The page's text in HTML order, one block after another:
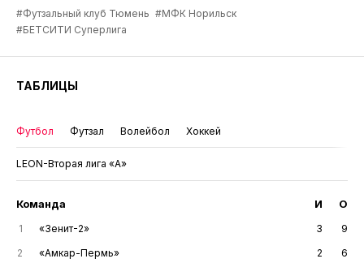
#Футзальный клуб Тюмень #МФК Норильск
#БЕТСИТИ Суперлига
ТАБЛИЦЫ
Футбол Футзал Волейбол Хоккей
LEON-Вторая лига «А»
Команда И О
1 «Зенит-2» 3
9
2
«Амкар-Пермь» 2
6